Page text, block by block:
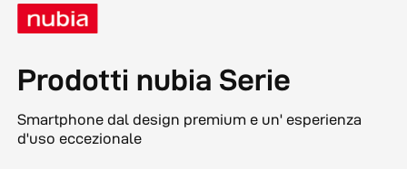
Prodotti nubia Serie
Smartphone dal design premium e un' esperienza
d'uso eccezionale